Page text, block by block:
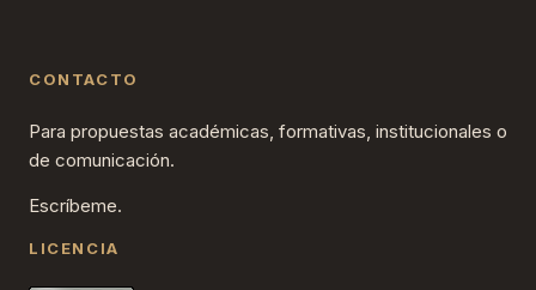
CONTACTO
Para propuestas académicas, formativas, institucionales o
de comunicación.
Escríbeme.
LICENCIA